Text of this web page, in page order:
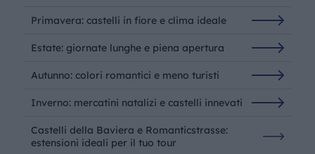
Primavera: castelli in fiore e clima ideale
Estate: giornate lunghe e piena apertura
Autunno: colori romantici e meno turisti
Inverno: mercatini natalizi e castelli innevati
Castelli della Baviera e Romanticstrasse:
estensioni ideali per il tuo tour